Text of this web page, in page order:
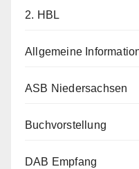
2. HBL
Allgemeine
ASB Niedersachsen
Buchvorstellung
DAB Empfang